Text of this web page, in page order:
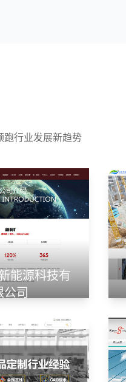
跑行业发展新趋势
能源科技有
公司